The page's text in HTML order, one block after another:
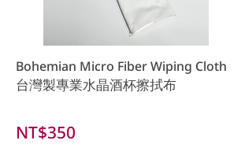
Bohemian Micro Fiber Wiping Cloth
台灣製專業水晶酒杯擦拭布
NT$350